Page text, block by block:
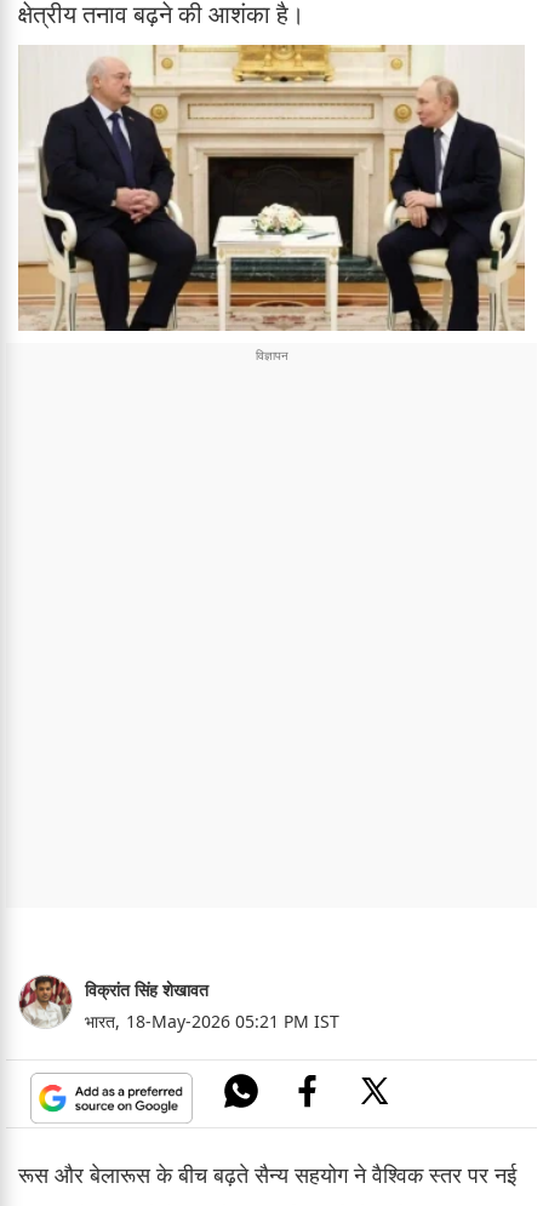
क्षेत्रीय तनाव बढ़ने की आशंका है।
विक्रांत सिंह शेखावत
भारत, 18-May-2026 05:21 PM IST
रूस और बेलारूस के बीच बढ़ते सैन्य सहयोग ने वैश्विक स्तर पर नई